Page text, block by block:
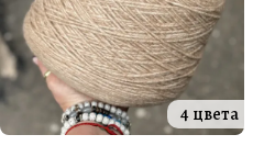
4 цвета